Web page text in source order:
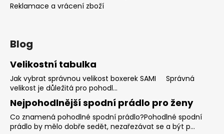
Reklamace a vrácení zboží
Blog
Velikostní tabulka
Jak vybrat správnou velikost boxerek SAMI Správná
velikost je důležitá pro pohodl...
Nejpohodlnější spodní prádlo pro ženy
Co znamená pohodlné spodní prádlo?Pohodlné spodní
prádlo by mělo dobře sedět, nezařezávat se a být p...